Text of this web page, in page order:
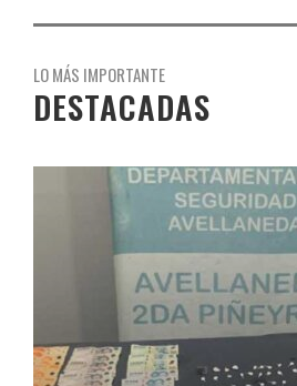
LO MÁS IMPORTANTE
DESTACADAS